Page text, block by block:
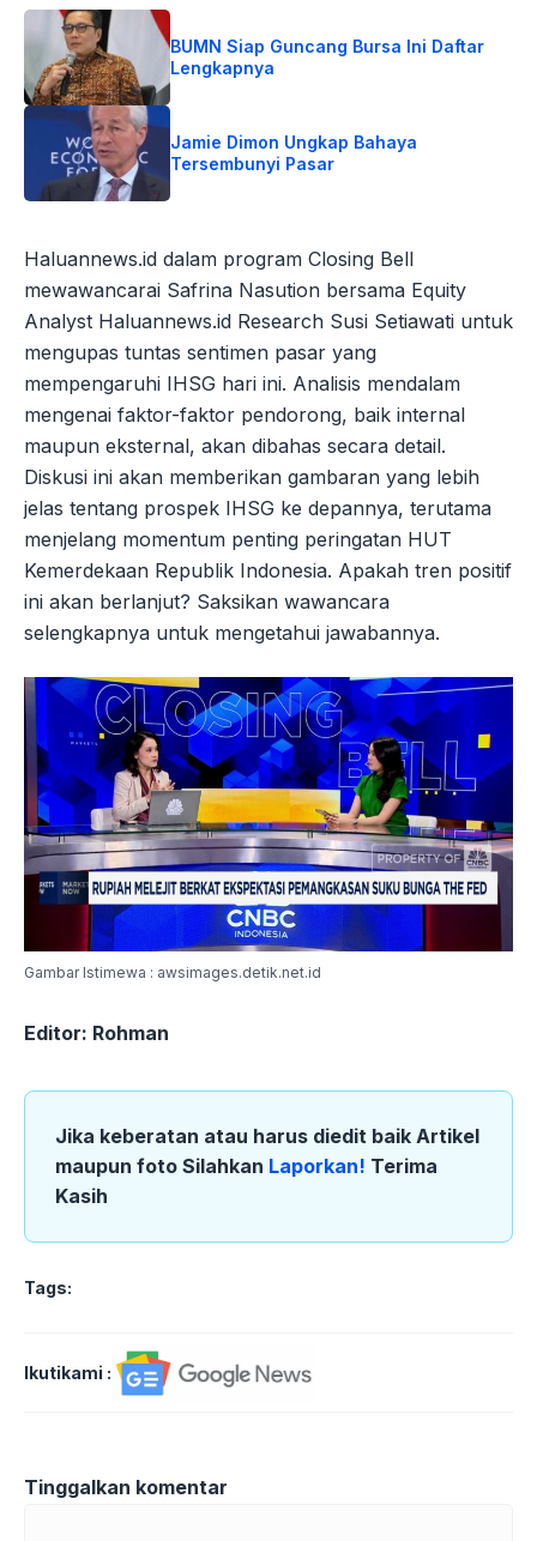
BUMN Siap Guncang Bursa Ini Daftar
Lengkapnya
Jamie Dimon Ungkap Bahaya
Tersembunyi Pasar
Haluannews.id dalam program Closing Bell
mewawancarai Safrina Nasution bersama Equity
Analyst Haluannews.id Research Susi Setiawati untuk
mengupas tuntas sentimen pasar yang
mempengaruhi IHSG hari ini. Analisis mendalam
mengenai faktor-faktor pendorong, baik internal
maupun eksternal, akan dibahas secara detail.
Diskusi ini akan memberikan gambaran yang lebih
jelas tentang prospek IHSG ke depannya, terutama
menjelang momentum penting peringatan HUT
Kemerdekaan Republik Indonesia. Apakah tren positif
ini akan berlanjut? Saksikan wawancara
selengkapnya untuk mengetahui jawabannya.
Gambar Istimewa : awsimages.detik.net.id
Editor: Rohman
Jika keberatan atau harus diedit baik Artikel
maupun foto Silahkan Laporkan! Terima
Kasih
Tags:
Ikutikami :
Tinggalkan komentar